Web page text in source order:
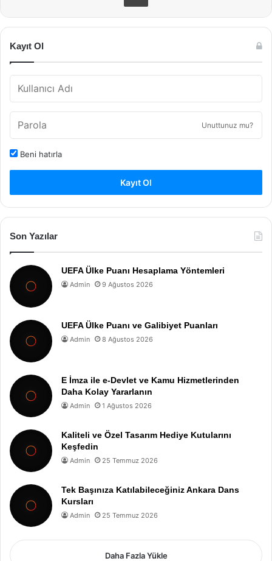
Kayıt Ol
Unuttunuz mu?
Beni hatırla
Kayıt Ol
Son Yazılar
UEFA Ülke Puanı Hesaplama Yöntemleri
Admin 9 Ağustos 2026
UEFA Ülke Puanı ve Galibiyet Puanları
Admin 8 Ağustos 2026
E İmza ile e-Devlet ve Kamu Hizmetlerinden
Daha Kolay Yararlanın
Admin 1 Ağustos 2026
Kaliteli ve Özel Tasarım Hediye Kutularını
Keşfedin
Admin 25 Temmuz 2026
Tek Başınıza Katılabileceğiniz Ankara Dans
Kursları
Admin 25 Temmuz 2026
Daha Fazla Yükle